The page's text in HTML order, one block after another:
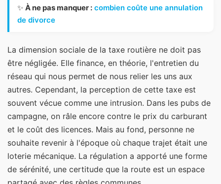
✨ À ne pas manquer : combien coûte une annulation
de divorce
La dimension sociale de la taxe routière ne doit pas
être négligée. Elle finance, en théorie, l'entretien du
réseau qui nous permet de nous relier les uns aux
autres. Cependant, la perception de cette taxe est
souvent vécue comme une intrusion. Dans les pubs de
campagne, on râle encore contre le prix du carburant
et le coût des licences. Mais au fond, personne ne
souhaite revenir à l'époque où chaque trajet était une
loterie mécanique. La régulation a apporté une forme
de sérénité, une certitude que la route est un espace